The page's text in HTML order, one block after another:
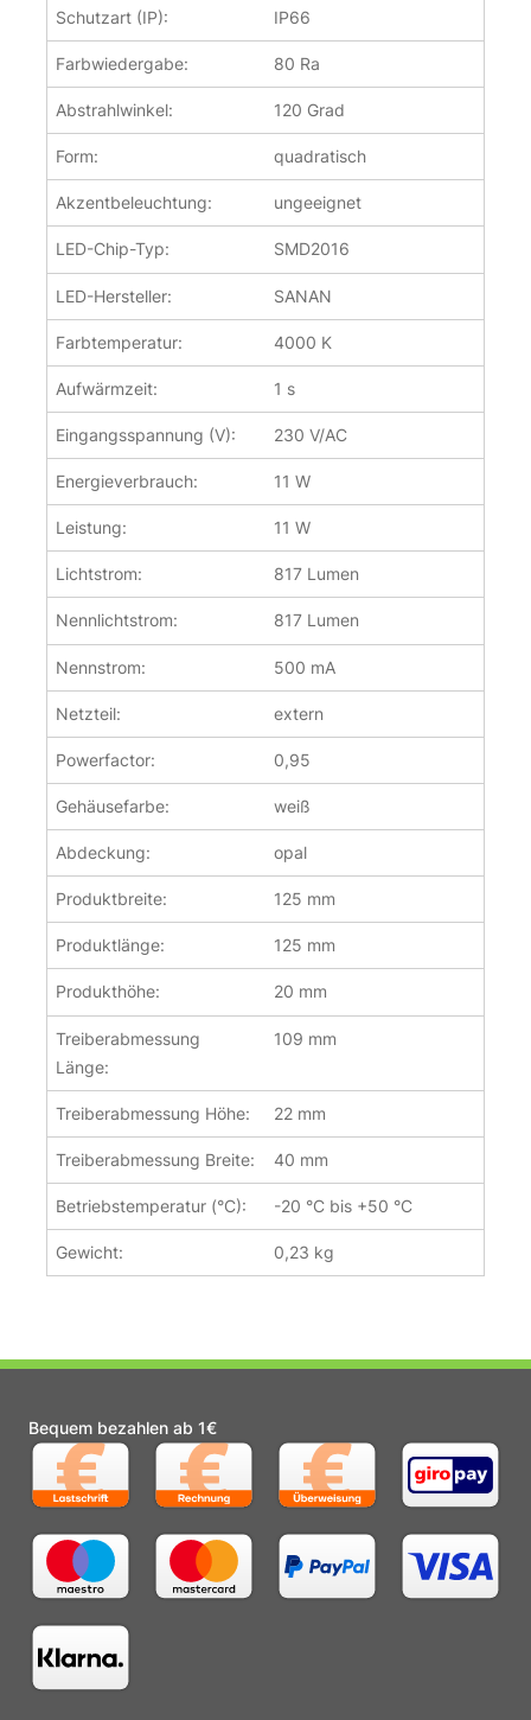
Schutzart (IP): IP66
Farbwiedergabe: 80 Ra
Abstrahlwinkel: 120 Grad
Form: quadratisch
Akzentbeleuchtung: ungeeignet
LED-Chip-Typ: SMD2016
LED-Hersteller: SANAN
Farbtemperatur: 4000 K
Aufwärmzeit: 1 s
Eingangsspannung (V): 230 V/AC
Energieverbrauch: 11 W
Leistung: 11 W
Lichtstrom: 817 Lumen
Nennlichtstrom: 817 Lumen
Nennstrom: 500 mA
Netzteil: extern
Powerfactor: 0,95
Gehäusefarbe: weiß
Abdeckung: opal
Produktbreite: 125 mm
Produktlänge: 125 mm
Produkthöhe: 20 mm
Treiberabmessung
Länge:
109 mm
Treiberabmessung Höhe: 22 mm
Treiberabmessung Breite: 40 mm
Betriebstemperatur (°C): -20 °C bis +50 °C
Gewicht: 0,23 kg
Bequem bezahlen ab 1€